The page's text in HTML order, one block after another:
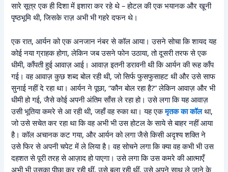
सारे सूत्र एक ही दिशा में इशारा कर रहे थे – होटल की एक भयानक और खूनी
पृष्ठभूमि थी, जिसके राज़ अभी भी गहरे दफन थे।
एक रात, आर्यन को एक अनजान नंबर से कॉल आया। उसने सोचा कि शायद यह
कोई नया ग्राहक होगा, लेकिन जब उसने फोन उठाया, तो दूसरी तरफ से एक
धीमी, काँपती हुई आवाज़ आई। आवाज़ इतनी डरावनी थी कि आर्यन की रूह काँप
गई। वह आवाज़ कुछ शब्द बोल रही थी, जो सिर्फ फुसफुसाहट थी और उसे साफ
सुनाई नहीं दे रहा था। आर्यन ने पूछा, “कौन बोल रहा है?” लेकिन आवाज़ और भी
धीमी हो गई, जैसे कोई अपनी अंतिम साँस ले रहा हो। उसे लगा कि यह आवाज़
उसी भूतिया कमरे से आ रही थी, जहाँ वह रुका था। यह एकमृतक का कॉलथा,
जो उसे सचेत कर रहा था कि वह अभी भी उस होटल के साये से बाहर नहीं आया
है। कॉल अचानक कट गया, और आर्यन को लगा जैसे किसी अदृश्य शक्ति ने
उसे फिर से अपनी चपेट में ले लिया है। वह सोचने लगा कि क्या वह कभी भी उस
दहशत से पूरी तरह से आज़ाद हो पाएगा। उसे लगा कि उस कमरे की आत्माएँ
अभी भी उसका पीछा कर रही थीं, उसे बुला रही थीं, उसे अपने साथ ले जाने के